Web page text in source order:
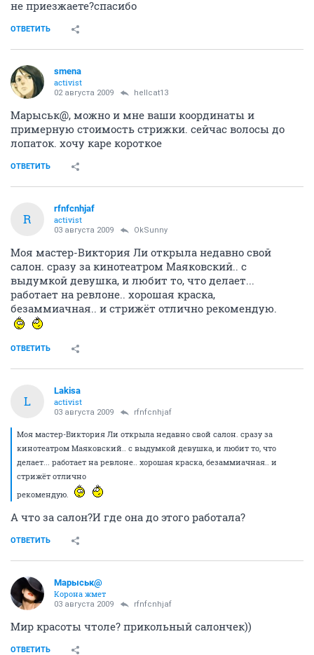
не приезжаете?спасибо
ОТВЕТИТЬ
smena
activist
02 августа 2009 hellcat13
Марыськ@, можно и мне ваши координаты и
примерную стоимость стрижки. сейчас волосы до
лопаток. хочу каре короткое
ОТВЕТИТЬ
R
rfnfcnhjaf
activist
03 августа 2009 OkSunny
Моя мастер-Виктория Ли открыла недавно свой
салон. сразу за кинотеатром Маяковский.. с
выдумкой девушка, и любит то, что делает...
работает на ревлоне.. хорошая краска,
безаммиачная.. и стрижёт отлично рекомендую.
ОТВЕТИТЬ
L
Lakisa
activist
03 августа 2009 rfnfcnhjaf
Моя мастер-Виктория Ли открыла недавно свой салон. сразу за
кинотеатром Маяковский.. с выдумкой девушка, и любит то, что
делает... работает на ревлоне.. хорошая краска, безаммиачная.. и
стрижёт отлично
рекомендую.
А что за салон?И где она до этого работала?
ОТВЕТИТЬ
Марыськ@
Корона жмет
03 августа 2009 rfnfcnhjaf
Мир красоты чтоле? прикольный салончек))
ОТВЕТИТЬ